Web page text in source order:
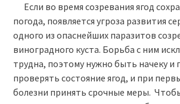
Если во время созревания ягод
погода, появляется угроза развития
одного из опаснейших паразитов
виноградного куста. Борьба с ним
трудна, поэтому нужно быть начеку и
проверять состояние ягод, и при
болезни принять срочные меры.